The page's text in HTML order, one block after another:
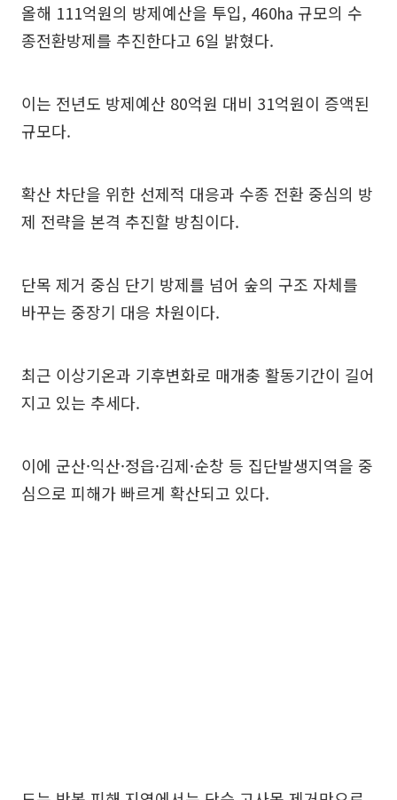
올해 111억원의 방제예산을 투입, 460㏊ 규모의 수
종전환방제를 추진한다고 6일 밝혔다.
이는 전년도 방제예산 80억원 대비 31억원이 증액된
규모다.
확산 차단을 위한 선제적 대응과 수종 전환 중심의 방
제 전략을 본격 추진할 방침이다.
단목 제거 중심 단기 방제를 넘어 숲의 구조 자체를
바꾸는 중장기 대응 차원이다.
최근 이상기온과 기후변화로 매개충 활동기간이 길어
지고 있는 추세다.
이에 군산·익산·정읍·김제·순창 등 집단발생지역을 중
심으로 피해가 빠르게 확산되고 있다.